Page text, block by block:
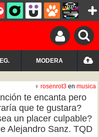
MODERA
♀ rosenrot3 en musica
te encanta pero
que te gustara?
un placer culpable?
Alejandro Sanz. TQD